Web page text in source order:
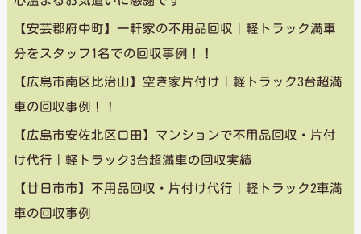
【安芸郡府中町】一軒家の不用品回収｜軽トラック満車
分をスタッフ1名での回収事例！！
【広島市南区比治山】空き家片付け｜軽トラック3台超満
車の回収事例！！
【広島市安佐北区口田】マンションで不用品回収・片付
け代行｜軽トラック3台超満車の回収実績
【廿日市市】不用品回収・片付け代行｜軽トラック2車満
車の回収事例